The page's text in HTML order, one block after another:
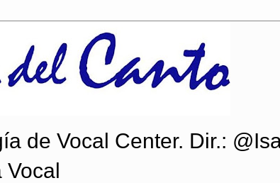
de Vocal Center. Dir.:
Vocal